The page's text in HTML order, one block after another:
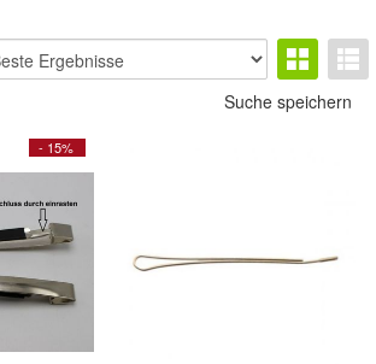
Suche speichern
- 15%